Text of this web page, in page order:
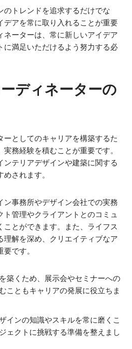
のトレンドを追求するだけでな
デアを常に取り入れることが重要
ネーターは、常に新しいアイデア
に満足いただけるよう努力する必
ディネーターの
ーとしてのキャリアを構築するた
務経験を積むことが重要です。
ンテリアデザインや建築に関する
されます。
ン事務所やデザイン会社での実務
管理やクライアントとのコミュ
ことができます。また、ライフス
理解を深め、クリエイティブなア
です。
築くため、展示会やセミナーへの
こともキャリアの発展に役立ちま
インの知識やスキルを常に磨くこ
ェクトに挑戦する準備を整えまし